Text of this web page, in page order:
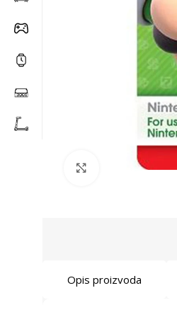
Click to enlarge
Opis proizvoda